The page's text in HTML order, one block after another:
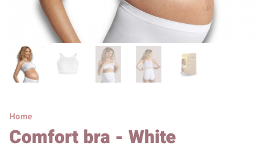
Home
Comfort bra - White